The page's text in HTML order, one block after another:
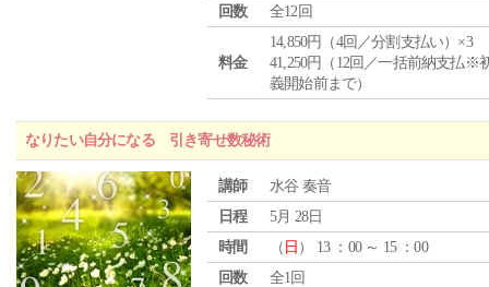
回数
全12回
料金
14,850円（4回／分割支払い）×3
41,250円（12回／一括前納支払※
義開始前まで）
なりたい自分になる 引き寄せ数秘術
講師
水谷 奏音
日程
5月 28日
時間
（ 日 ） 13 ：00 ～ 15 ：00
回数
全1回